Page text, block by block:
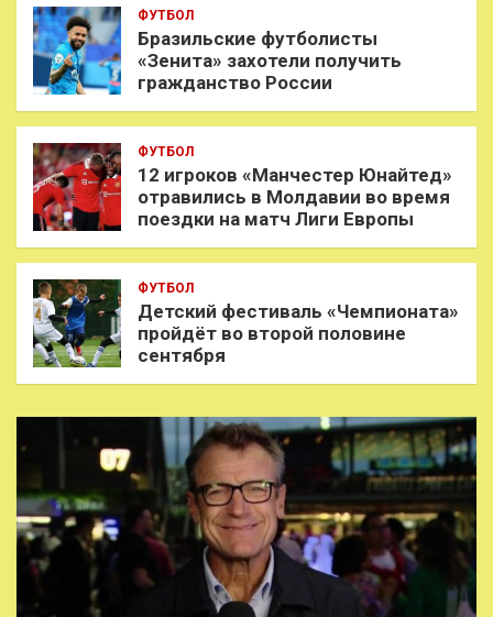
ФУТБОЛ
Бразильские футболисты
«Зенита» захотели получить
гражданство России
ФУТБОЛ
12 игроков «Манчестер Юнайтед»
отравились в Молдавии во время
поездки на матч Лиги Европы
ФУТБОЛ
Детский фестиваль «Чемпионата»
пройдёт во второй половине
сентября